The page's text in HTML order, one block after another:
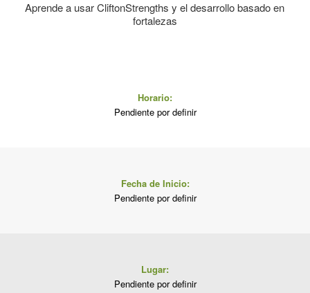
Aprende a usar CliftonStrengths y el desarrollo basado en
fortalezas
Horario:
Pendiente por definir
Fecha de Inicio:
Pendiente por definir
Lugar:
Pendiente por definir